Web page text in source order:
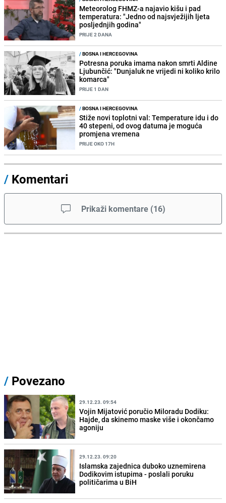
Meteorolog FHMZ-a najavio kišu i pad
temperatura: "Jedno od najsvježijih ljeta
posljednjih godina"
PRIJE 2 DANA
/BOSNA I HERCEGOVINA
Potresna poruka imama nakon smrti Aldine
Ljubunčić: "Dunjaluk ne vrijedi ni koliko krilo
komarca"
PRIJE 1 DAN
/BOSNA I HERCEGOVINA
Stiže novi toplotni val: Temperature idu i do
40 stepeni, od ovog datuma je moguća
promjena vremena
PRIJE OKO 17H
/ Komentari
Prikaži komentare (16)
/ Povezano
29.12.23. 09:54
Vojin Mijatović poručio Miloradu Dodiku:
Hajde, da skinemo maske više i okončamo
agoniju
29.12.23. 09:20
Islamska zajednica duboko uznemirena
Dodikovim istupima - poslali poruku
političarima u BiH